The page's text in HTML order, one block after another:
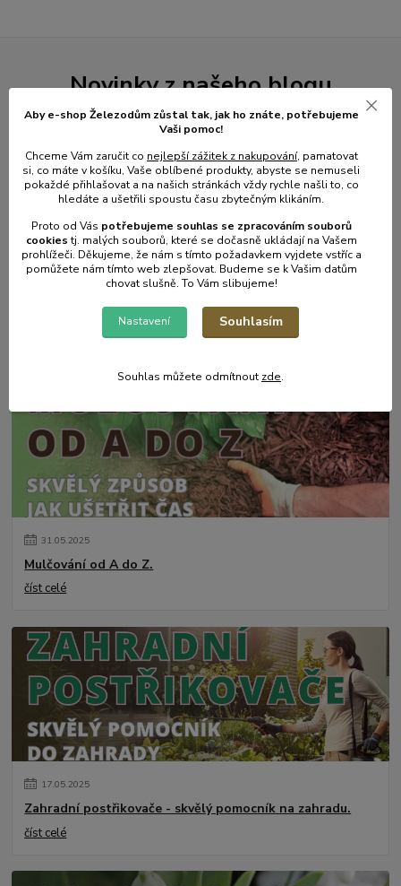
Novinky z našeho blogu
💥 Stali jsme se přímým dovozcem hliníkových žebřů a
31.05.2025
Mulčování od A do Z.
číst celé
17.05.2025
Zahradní postřikovače - skvělý pomocník na zahradu.
číst celé
Aby e-shop Železodům zůstal tak, jak ho znáte, potřebujeme
Vaši pomoc!
Chceme Vám zaručit co nejlepší zážitek z nakupování, pamatovat
si, co máte v košíku, Vaše oblíbené produkty, abyste se nemuseli
pokaždé přihlašovat a na našich stránkách vždy rychle našli to, co
hledáte a ušetřili spoustu času zbytečným klikáním.
Proto od Vás potřebujeme souhlas se zpracováním souborů
cookiestj. malých souborů, které se dočasně ukládají na Vašem
prohlížeči. Děkujeme, že nám s tímto požadavkem vyjdete vstříc a
pomůžete nám tímto web zlepšovat. Budeme se k Vašim datům
chovat slušně. To Vám slibujeme!
Nastavení Souhlasím
Souhlas můžete odmítnout zde.